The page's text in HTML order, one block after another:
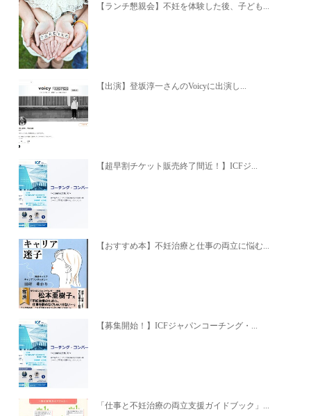
【ランチ懇親会】不妊を体験した後、子ども...
【出演】登坂淳一さんのVoicyに出演し...
【超早割チケット販売終了間近！】ICFジ...
【おすすめ本】不妊治療と仕事の両立に悩む...
【募集開始！】ICFジャパンコーチング・...
「仕事と不妊治療の両立支援ガイドブック」...